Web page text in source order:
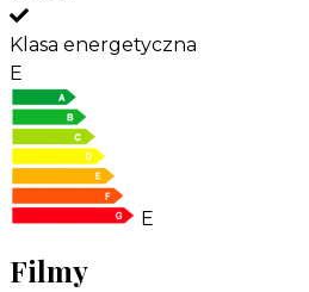
Klasa energetyczna
E
E
Filmy